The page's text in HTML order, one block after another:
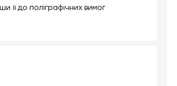
її до поліграфічних вимог